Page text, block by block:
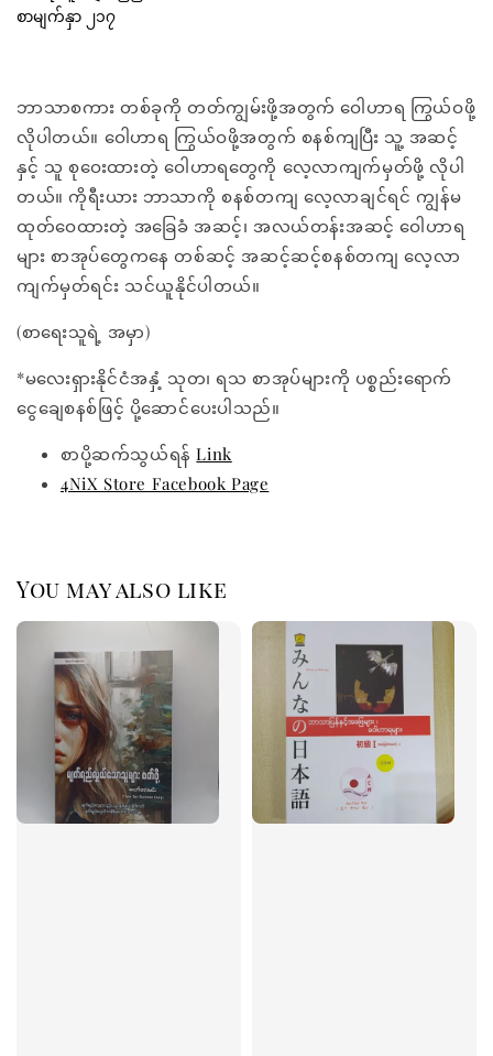
စာမျက်နှာ ၂၁၇
ဘာသာစကား တစ်ခုကို တတ်ကျွမ်းဖို့အတွက် ဝေါဟာရ ကြွယ်ဝဖို့
လိုပါတယ်။ ဝေါဟာရ ကြွယ်ဝဖို့အတွက် စနစ်ကျပြီး သူ့ အဆင့်
နှင့် သူ စုဝေးထားတဲ့ ဝေါဟာရတွေကို လေ့လာကျက်မှတ်ဖို့ လိုပါ
တယ်။ ကိုရီးယား ဘာသာကို စနစ်တကျ လေ့လာချင်ရင် ကျွန်မ
ထုတ်ဝေထားတဲ့ အခြေခံ အဆင့်၊ အလယ်တန်းအဆင့် ဝေါဟာရ
များ စာအုပ်တွေကနေ တစ်ဆင့် အဆင့်ဆင့်စနစ်တကျ လေ့လာ
ကျက်မှတ်ရင်း သင်ယူနိုင်ပါတယ်။
(စာရေးသူရဲ့ အမှာ)
*မလေးရှားနိုင်ငံအနှံ့ သုတ၊ ရသ စာအုပ်များကို ပစ္စည်းရောက်
ငွေချေစနစ်ဖြင့် ပို့ဆောင်ပေးပါသည်။
စာပို့ဆက်သွယ်ရန်Link
4NiX Store Facebook Page
You may also like